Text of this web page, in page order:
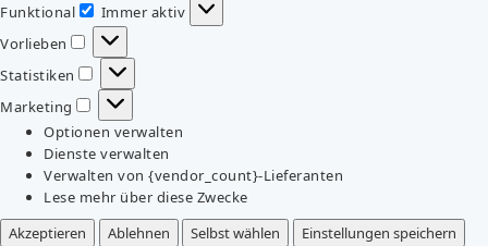
Funktional
Funktional
Immer aktiv
Vorlieben
Vorlieben
Statistiken
Statistiken
Marketing
Marketing
Optionen verwalten
Dienste verwalten
Verwalten von {vendor_count}-Lieferanten
Lese mehr über diese Zwecke
Akzeptieren
Ablehnen Selbst wählen
Einstellungen speichern